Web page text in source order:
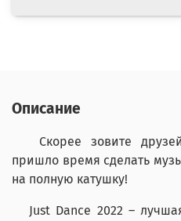
Описание
Скорее зовите
пришло время сделать
на полную катушку!
Just Dance 2022 –